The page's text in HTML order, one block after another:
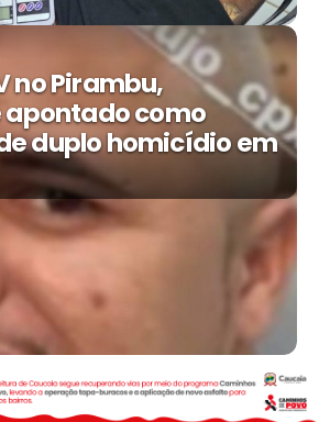
no Pirambu,
apontado como
duplo homicídio em